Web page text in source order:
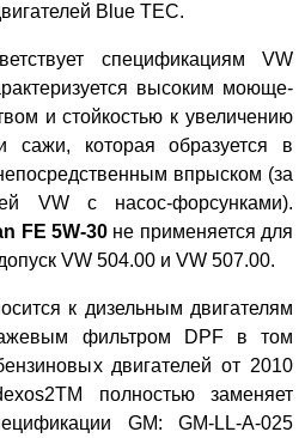
Blue TEC.
спецификациям VW
высоким моюще-
и стойкостью к увеличению
сажи, которая образуется в
впрыском (за
VW с насос-форсунками).
FE 5W-30не применяется для
VW 504.00 и VW 507.00.
к дизельным двигателям
фильтром DPF в том
двигателей от 2010
полностью заменяет
GM: GM-LL-A-025